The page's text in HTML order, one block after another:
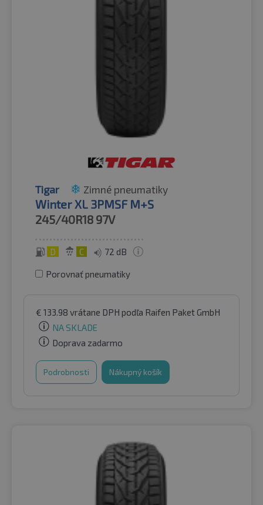
Tigar Zimné pneumatiky
Winter XL 3PMSF M+S
245/40R18 97V
D C 72 dB
Porovnať pneumatiky
€ 133.98 vrátane DPH podľa Raifen Paket GmbH
NA SKLADE
Doprava zadarmo
Podrobnosti Nákupný košík